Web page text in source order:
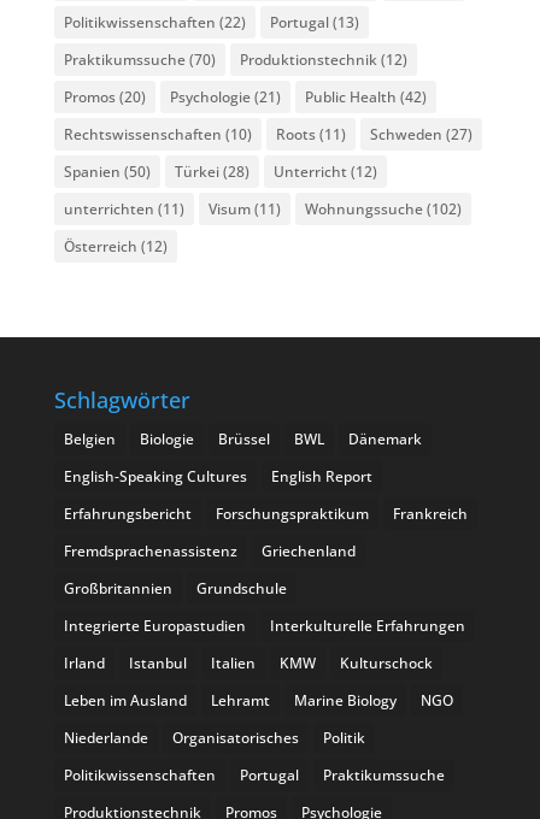
Politikwissenschaften (22) Portugal(13)
Praktikumssuche(70) Produktionstechnik (12)
Promos(20) Psychologie(21) Public Health (42)
Rechtswissenschaften (10) Roots(11) Schweden (27)
Spanien (50) Türkei(28) Unterricht (12)
unterrichten (11) Visum(11) Wohnungssuche(102)
Österreich (12)
Schlagwörter
Belgien Biologie Brüssel BWL
Dänemark
English-Speaking Cultures
English Report
Erfahrungsbericht
Forschungspraktikum
Frankreich
Fremdsprachenassistenz
Griechenland
Großbritannien
Grundschule
Integrierte Europastudien
Interkulturelle Erfahrungen
Irland
Istanbul Italien KMW
Kulturschock
Leben im Ausland
Lehramt Marine Biology
NGO
Niederlande
Organisatorisches
Politik
Politikwissenschaften
Portugal
Praktikumssuche
Produktionstechnik
Promos
Psychologie